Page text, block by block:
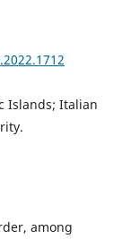
Islands; Italian
among